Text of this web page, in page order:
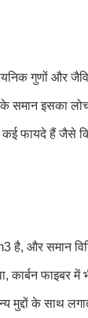
गुणों और
इसका
हैं जैसे कि
है, और समान
फाइबर में
के साथ